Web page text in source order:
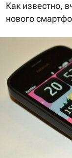
Как известно,
нового